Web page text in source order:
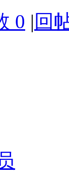
0 | 回